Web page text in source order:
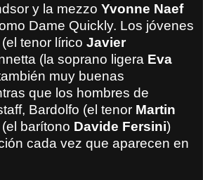
y la mezzo Yvonne Naef
Dame Quickly. Los jóvenes
(el tenor lírico Javier
(la soprano ligera Eva
muy buenas
que los hombres de
, Bardolfo (el tenor Martin
(el barítono Davide Fersini)
cada vez que aparecen en